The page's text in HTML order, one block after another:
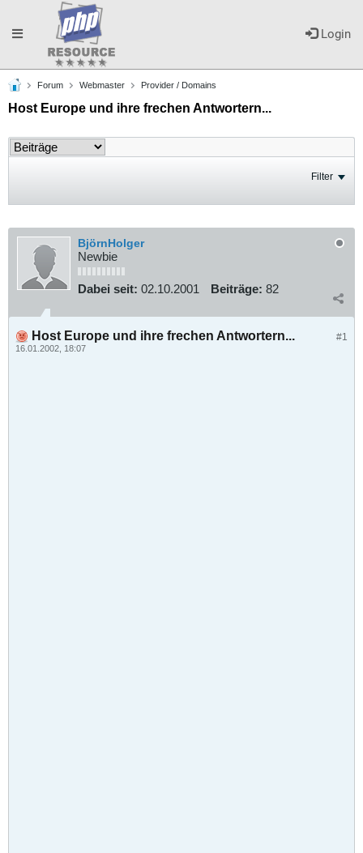
Login
Toggle
navigation
Forum Webmaster Provider / Domains
Host Europe und ihre frechen Antwortern...
Filter
BjörnHolger
Newbie
Dabei seit: 02.10.2001 Beiträge: 82
#1
Host Europe und ihre frechen Antwortern...
16.01.2002, 18:07